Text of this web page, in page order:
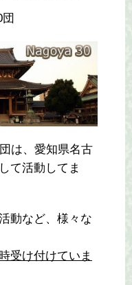
は、愛知県名古
て活動してま
動など、様々な
受け付けていま